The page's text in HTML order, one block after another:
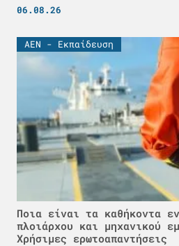
06.08.26
ΑΕΝ - Εκπαίδευση
Ποια είναι τα καθήκοντα
πλοιάρχου και μηχανικού
Χρήσιμες ερωτοαπαντήσεις